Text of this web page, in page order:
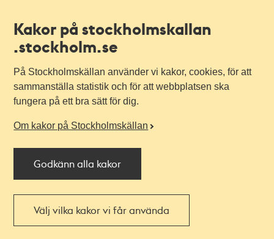
Kakor på stockholmskallan
.stockholm.se
På Stockholmskällan använder vi kakor, cookies, för att
sammanställa statistik och för att webbplatsen ska
fungera på ett bra sätt för dig.
Om kakor på Stockholmskällan
Godkänn alla kakor
Välj vilka kakor vi får använda